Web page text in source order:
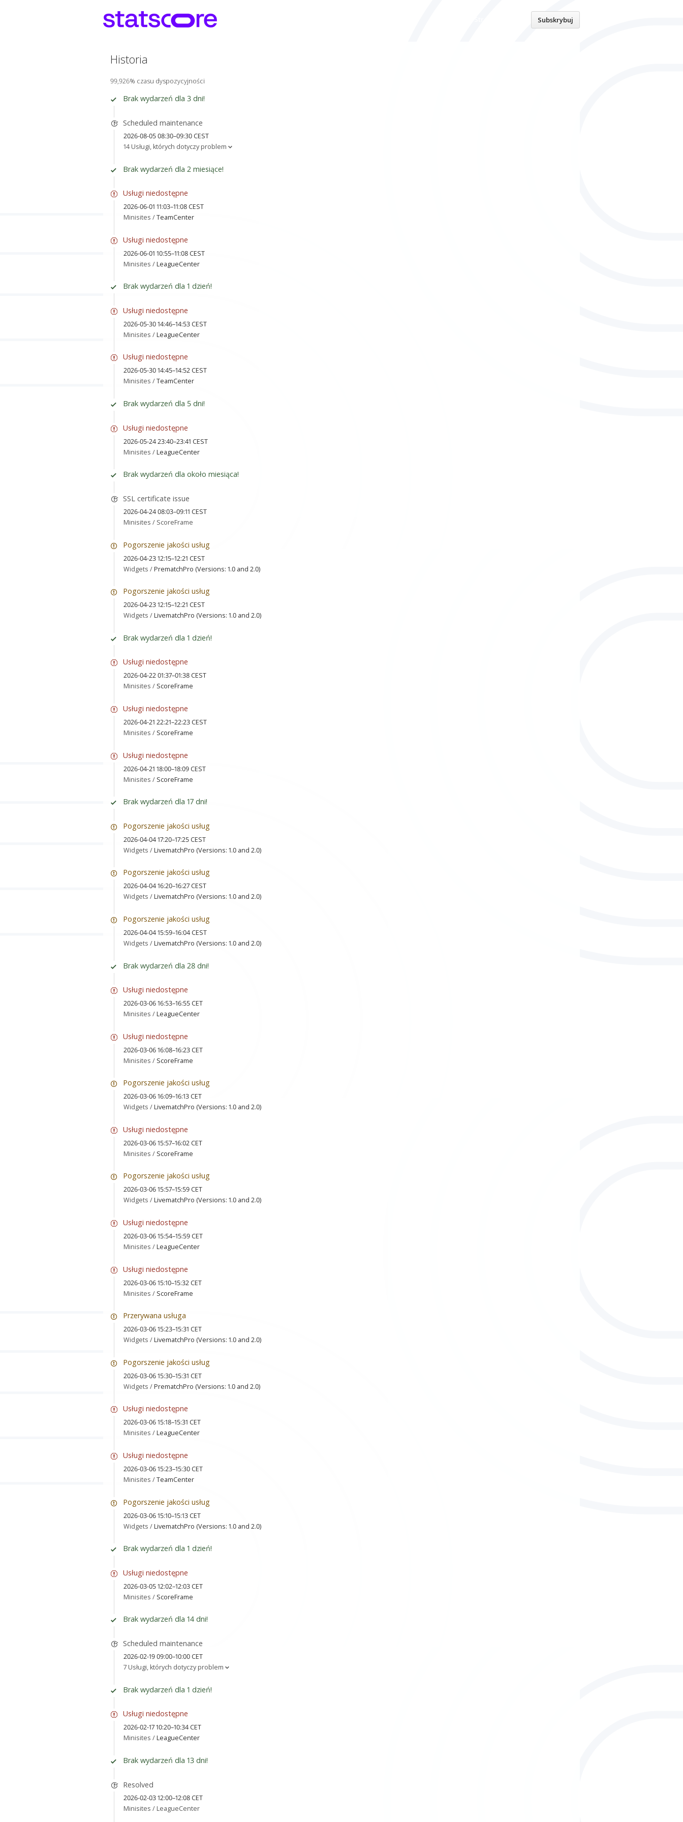
Subskrybuj
Historia
99,926% czasu dyspozycyjności
Brak wydarzeń dla 3 dni!
Scheduled maintenance
2026-08-05 08:30–09:30 CEST
14 Usługi, których dotyczy problem
Brak wydarzeń dla 2 miesiące!
Usługi niedostępne
2026-06-01 11:03–11:08 CEST
Minisites /TeamCenter
Usługi niedostępne
2026-06-01 10:55–11:08 CEST
Minisites /LeagueCenter
Brak wydarzeń dla 1 dzień!
Usługi niedostępne
2026-05-30 14:46–14:53 CEST
Minisites /LeagueCenter
Usługi niedostępne
2026-05-30 14:45–14:52 CEST
Minisites /TeamCenter
Brak wydarzeń dla 5 dni!
Usługi niedostępne
2026-05-24 23:40–23:41 CEST
Minisites /LeagueCenter
Brak wydarzeń dla około miesiąca!
SSL certificate issue
2026-04-24 08:03–09:11 CEST
Minisites / ScoreFrame
Pogorszenie jakości usług
2026-04-23 12:15–12:21 CEST
Widgets /PrematchPro (Versions: 1.0 and 2.0)
Pogorszenie jakości usług
2026-04-23 12:15–12:21 CEST
Widgets /LivematchPro (Versions: 1.0 and 2.0)
Brak wydarzeń dla 1 dzień!
Usługi niedostępne
2026-04-22 01:37–01:38 CEST
Minisites / ScoreFrame
Usługi niedostępne
2026-04-21 22:21–22:23 CEST
Minisites / ScoreFrame
Usługi niedostępne
2026-04-21 18:00–18:09 CEST
Minisites / ScoreFrame
Brak wydarzeń dla 17 dni!
Pogorszenie jakości usług
2026-04-04 17:20–17:25 CEST
Widgets /LivematchPro (Versions: 1.0 and 2.0)
Pogorszenie jakości usług
2026-04-04 16:20–16:27 CEST
Widgets /LivematchPro (Versions: 1.0 and 2.0)
Pogorszenie jakości usług
2026-04-04 15:59–16:04 CEST
Widgets /LivematchPro (Versions: 1.0 and 2.0)
Brak wydarzeń dla 28 dni!
Usługi niedostępne
2026-03-06 16:53–16:55 CET
Minisites /LeagueCenter
Usługi niedostępne
2026-03-06 16:08–16:23 CET
Minisites / ScoreFrame
Pogorszenie jakości usług
2026-03-06 16:09–16:13 CET
Widgets /LivematchPro (Versions: 1.0 and 2.0)
Usługi niedostępne
2026-03-06 15:57–16:02 CET
Minisites / ScoreFrame
Pogorszenie jakości usług
2026-03-06 15:57–15:59 CET
Widgets /LivematchPro (Versions: 1.0 and 2.0)
Usługi niedostępne
2026-03-06 15:54–15:59 CET
Minisites /LeagueCenter
Usługi niedostępne
2026-03-06 15:10–15:32 CET
Minisites / ScoreFrame
Przerywana usługa
2026-03-06 15:23–15:31 CET
Widgets /LivematchPro (Versions: 1.0 and 2.0)
Pogorszenie jakości usług
2026-03-06 15:30–15:31 CET
Widgets /PrematchPro (Versions: 1.0 and 2.0)
Usługi niedostępne
2026-03-06 15:18–15:31 CET
Minisites /LeagueCenter
Usługi niedostępne
2026-03-06 15:23–15:30 CET
Minisites /TeamCenter
Pogorszenie jakości usług
2026-03-06 15:10–15:13 CET
Widgets /LivematchPro (Versions: 1.0 and 2.0)
Brak wydarzeń dla 1 dzień!
Usługi niedostępne
2026-03-05 12:02–12:03 CET
Minisites / ScoreFrame
Brak wydarzeń dla 14 dni!
Scheduled maintenance
2026-02-19 09:00–10:00 CET
7 Usługi, których dotyczy problem
Brak wydarzeń dla 1 dzień!
Usługi niedostępne
2026-02-17 10:20–10:34 CET
Minisites /LeagueCenter
Brak wydarzeń dla 13 dni!
Resolved
2026-02-03 12:00–12:08 CET
Minisites / LeagueCenter